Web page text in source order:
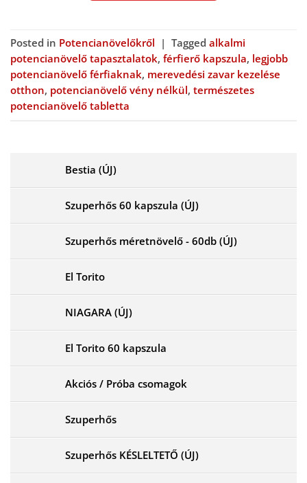
Posted in Potencianövelőkről | Tagged alkalmi
potencianövelő tapasztalatok, férfierő kapszula, legjobb
potencianövelő férfiaknak, merevedési zavar kezelése
otthon, potencianövelő vény nélkül, természetes
potencianövelő tabletta
Bestia (ÚJ)
Szuperhős 60 kapszula (ÚJ)
Szuperhős méretnövelő - 60db (ÚJ)
El Torito
NIAGARA (ÚJ)
El Torito 60 kapszula
Akciós / Próba csomagok
Szuperhős
Szuperhős KÉSLELTETŐ (ÚJ)